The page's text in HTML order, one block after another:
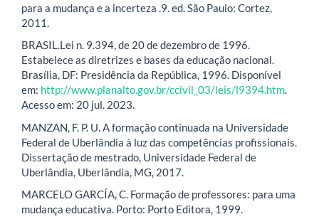
para a mudança e a incerteza .9. ed. São Paulo: Cortez,
2011.
BRASIL.Lei n. 9.394, de 20 de dezembro de 1996.
Estabelece as diretrizes e bases da educação nacional.
Brasília, DF: Presidência da República, 1996. Disponível
em: http://www.planalto.gov.br/ccivil_03/leis/l9394.htm.
Acesso em: 20 jul. 2023.
MANZAN, F. P. U. A formação continuada na Universidade
Federal de Uberlândia à luz das competências profissionais.
Dissertação de mestrado, Universidade Federal de
Uberlândia, Uberlândia, MG, 2017.
MARCELO GARCÍA, C. Formação de professores: para uma
mudança educativa. Porto: Porto Editora, 1999.